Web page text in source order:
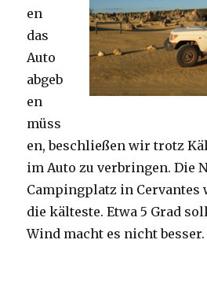
en
das
Auto
abgeb
en
müss
en, beschließen wir trotz
im Auto zu verbringen. Die
Campingplatz in
die kälteste. Etwa 5 Grad
Wind macht es nicht besser.